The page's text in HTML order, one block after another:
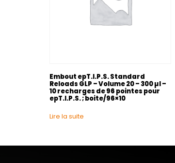
Embout epT.I.P.S. Standard
Reloads GLP – Volume 20 – 300 µl –
10 recharges de 96 pointes pour
epT.I.P.S. ; boite/96×10
Lire la suite